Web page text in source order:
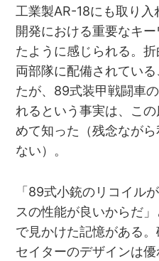
工業製AR-18にも取り
開発における重要なキ
たように感じられる。
両部隊に配備されてい
たが、89式装甲戦闘車
れるという事実は、こ
めて知った（残念なが
ない）。
「89式小銃のリコイル
スの性能が良いからだ
で見かけた記憶がある
セイターのデザインは